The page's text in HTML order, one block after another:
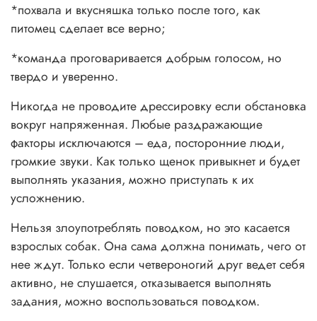
*похвала и вкусняшка только после того, как
питомец сделает все верно;
*команда проговаривается добрым голосом, но
твердо и уверенно.
Никогда не проводите дрессировку если обстановка
вокруг напряженная. Любые раздражающие
факторы исключаются – еда, посторонние люди,
громкие звуки. Как только щенок привыкнет и будет
выполнять указания, можно приступать к их
усложнению.
Нельзя злоупотреблять поводком, но это касается
взрослых собак. Она сама должна понимать, чего от
нее ждут. Только если четвероногий друг ведет себя
активно, не слушается, отказывается выполнять
задания, можно воспользоваться поводком.